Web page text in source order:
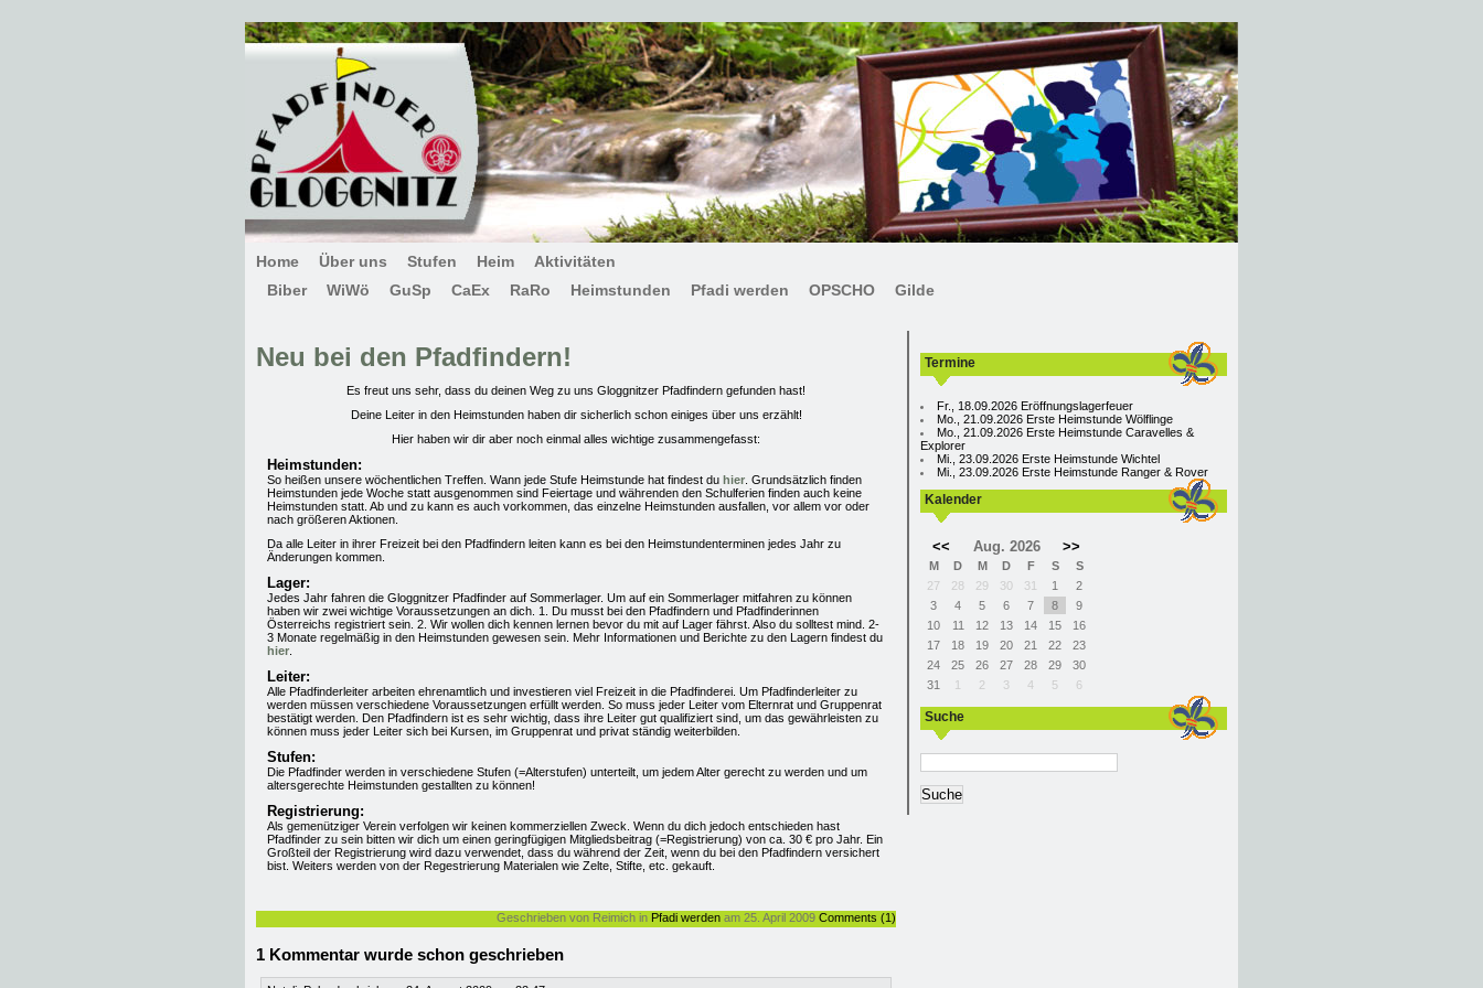
Home Über uns Stufen Heim
Aktivitäten
Biber
WiWö GuSp CaEx RaRo Heimstunden Pfadi werden OPSCHO Gilde
Neu bei den Pfadfindern!
Es freut uns sehr, dass du deinen Weg zu uns Gloggnitzer Pfadfindern gefunden hast!
Deine Leiter in den Heimstunden haben dir sicherlich schon einiges über uns erzählt!
Hier haben wir dir aber noch einmal alles wichtige zusammengefasst:
Heimstunden:
So heißen unsere wöchentlichen Treffen. Wann jede Stufe Heimstunde hat findest du hier . Grundsätzlich finden
Heimstunden jede Woche statt ausgenommen sind Feiertage und währenden den Schulferien finden auch keine
Heimstunden statt. Ab und zu kann es auch vorkommen, das einzelne Heimstunden ausfallen, vor allem vor oder
nach größeren Aktionen.
Da alle Leiter in ihrer Freizeit bei den Pfadfindern leiten kann es bei den Heimstundenterminen jedes Jahr zu
Änderungen kommen.
Lager:
Jedes Jahr fahren die Gloggnitzer Pfadfinder auf Sommerlager. Um auf ein Sommerlager mitfahren zu können
haben wir zwei wichtige Voraussetzungen an dich. 1. Du musst bei den Pfadfindern und Pfadfinderinnen
Österreichs registriert sein. 2. Wir wollen dich kennen lernen bevor du mit auf Lager fährst. Also du solltest mind. 2-
3 Monate regelmäßig in den Heimstunden gewesen sein. Mehr Informationen und Berichte zu den Lagern findest du
hier
Leiter:
Alle Pfadfinderleiter arbeiten ehrenamtlich und investieren viel Freizeit in die Pfadfinderei. Um Pfadfinderleiter zu
werden müssen verschiedene Voraussetzungen erfüllt werden. So muss jeder Leiter vom Elternrat und Gruppenrat
bestätigt werden. Den Pfadfindern ist es sehr wichtig, dass ihre Leiter gut qualifiziert sind, um das gewährleisten zu
können muss jeder Leiter sich bei Kursen, im Gruppenrat und privat ständig weiterbilden.
Stufen:
Die Pfadfinder werden in verschiedene Stufen (=Alterstufen) unterteilt, um jedem Alter gerecht zu werden und um
altersgerechte Heimstunden gestallten zu können!
Registrierung:
Als gemenütziger Verein verfolgen wir keinen kommerziellen Zweck. Wenn du dich jedoch entschieden hast
Pfadfinder zu sein bitten wir dich um einen geringfügigen Mitgliedsbeitrag (=Registrierung) von ca. 30 € pro Jahr. Ein
Großteil der Registrierung wird dazu verwendet, dass du während der Zeit, wenn du bei den Pfadfindern versichert
bist. Weiters werden von der Regestrierung Materialen wie Zelte, Stifte, etc. gekauft.
Geschrieben von Reimich in Pfadi werden am 25. April 2009 Comments (1)
1 Kommentar wurde schon geschrieben
Termine
Fr., 18.09.2026 Eröffnungslagerfeuer
Mo., 21.09.2026 Erste Heimstunde Wölflinge
Mo., 21.09.2026 Erste Heimstunde Caravelles &
Explorer
Mi., 23.09.2026 Erste Heimstunde Wichtel
Mi., 23.09.2026 Erste Heimstunde Ranger & Rover
Kalender
<< Aug. 2026 >>
M D M D F S
S
27
28 29 30 31 1
2
3
4 5 6 7 8
9
10
11 12 13 14 15
16
17
18 19 20 21 22
23
24
25 26 27 28 29
30
31
1 2 3 4 5 6
Suche